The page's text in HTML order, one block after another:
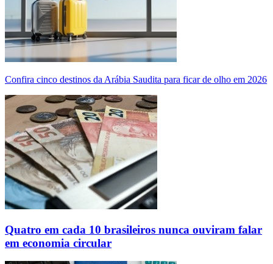
Confira cinco destinos da Arábia Saudita para ficar de olho em 2026
Quatro em cada 10 brasileiros nunca ouviram falar
em economia circular